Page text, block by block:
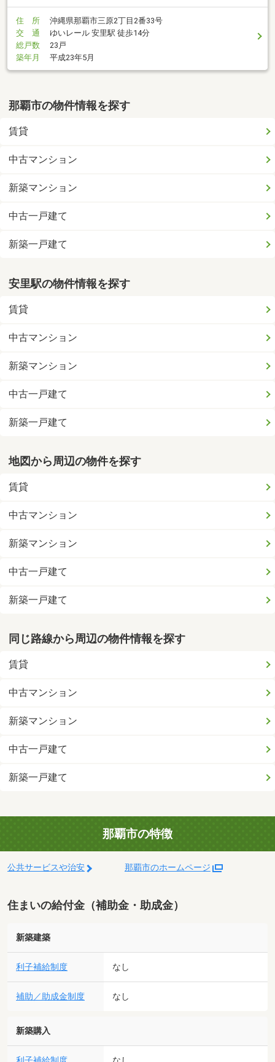
住 所
沖縄県那覇市三原2丁目2番33号
交 通
ゆいレール 安里駅 徒歩14分
総戸数
23戸
築年月
平成23年5月
那覇市の物件情報を探す
賃貸
中古マンション
新築マンション
中古一戸建て
新築一戸建て
安里駅の物件情報を探す
賃貸
中古マンション
新築マンション
中古一戸建て
新築一戸建て
地図から周辺の物件を探す
賃貸
中古マンション
新築マンション
中古一戸建て
新築一戸建て
同じ路線から周辺の物件情報を探す
賃貸
中古マンション
新築マンション
中古一戸建て
新築一戸建て
那覇市の特徴
公共サービスや治安 那覇市のホームページ
住まいの給付金（補助金・助成金）
新築建築
利子補給制度 なし
補助／助成金制度 なし
新築購入
なし